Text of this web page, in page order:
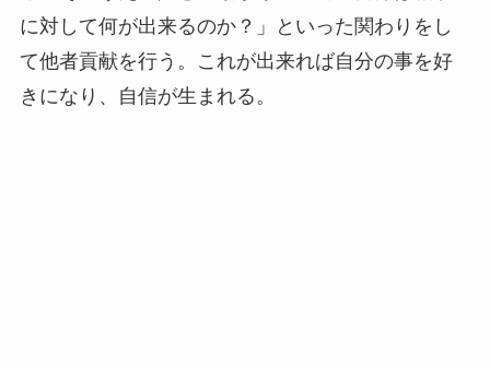
に対して何が出来るのか？」といった関わりをし
て他者貢献を行う。これが出来れば自分の事を好
きになり、自信が生まれる。